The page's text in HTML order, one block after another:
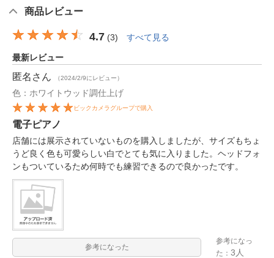
商品レビュー
4.7 (3) すべて見る
最新レビュー
匿名 さん （2024/2/9にレビュー）
色：ホワイトウッド調仕上げ
ビックカメラグループで購入
電子ピアノ
店舗には展示されていないものを購入しましたが、サイズもちょ
うど良く色も可愛らしい白でとても気に入りました。ヘッドフォ
ンもついているため何時でも練習できるので良かったです。
参考になった
参考になっ
た：3人